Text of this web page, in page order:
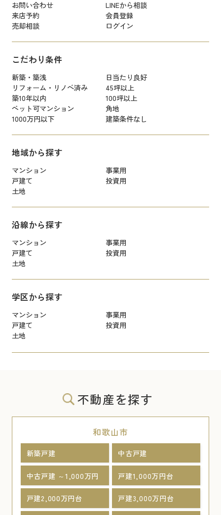
お問い合わせ
LINEから相談
来店予約
会員登録
売却相談
ログイン
こだわり条件
新築・築浅
日当たり良好
リフォーム・リノベ済み
45坪以上
築10年以内
100坪以上
ペット可マンション
角地
1000万円以下
建築条件なし
地域から探す
マンション
事業用
戸建て
投資用
土地
沿線から探す
マンション
事業用
戸建て
投資用
土地
学区から探す
マンション
事業用
戸建て
投資用
土地
不動産を探す
和歌山市
新築戸建 中古戸建
中古戸建 ～1,000万円 戸建1,000万円台
戸建2,000万円台 戸建3,000万円台